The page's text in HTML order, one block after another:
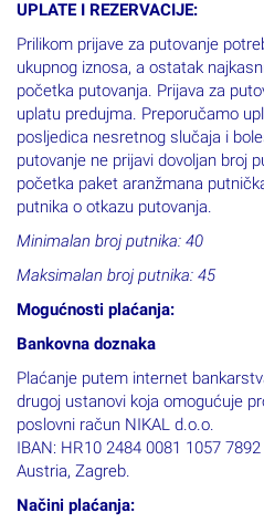
UPLATE I REZERVACIJE:
Prilikom prijave za putovanje
ukupnog iznosa, a ostatak
početka putovanja. Prijava za
uplatu predujma. Preporučamo
posljedica nesretnog slučaja i
putovanje ne prijavi dovoljan broj
početka paket aranžmana
putnika o otkazu putovanja.
Minimalan broj putnika: 40
Maksimalan broj putnika: 45
Mogućnosti plaćanja:
Bankovna doznaka
Plaćanje putem internet
drugoj ustanovi koja omogućuje
poslovni račun NIKAL d.o.o.
IBAN: HR10 2484 0081 1057
Austria, Zagreb.
Načini plaćanja: